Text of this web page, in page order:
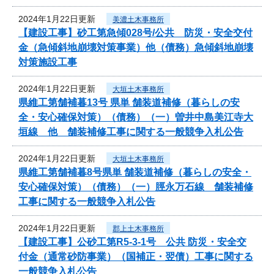
2024年1月22日更新 美濃土木事務所
【建設工事】砂工第急傾028号/公共 防災・安全交付
金（急傾斜地崩壊対策事業）他（債務）急傾斜地崩壊
対策施設工事
2024年1月22日更新 大垣土木事務所
県維工第舗補暮13号 県単 舗装道補修（暮らしの安
全・安心確保対策）（債務）（一）曽井中島美江寺大
垣線 他 舗装補修工事に関する一般競争入札公告
2024年1月22日更新 大垣土木事務所
県維工第舗補暮8号県単 舗装道補修（暮らしの安全・
安心確保対策）（債務）（一）脛永万石線 舗装補修
工事に関する一般競争入札公告
2024年1月22日更新 郡上土木事務所
【建設工事】公砂工第R5-3-1号 公共 防災・安全交
付金（通常砂防事業）（国補正・翌債）工事に関する
一般競争入札公告